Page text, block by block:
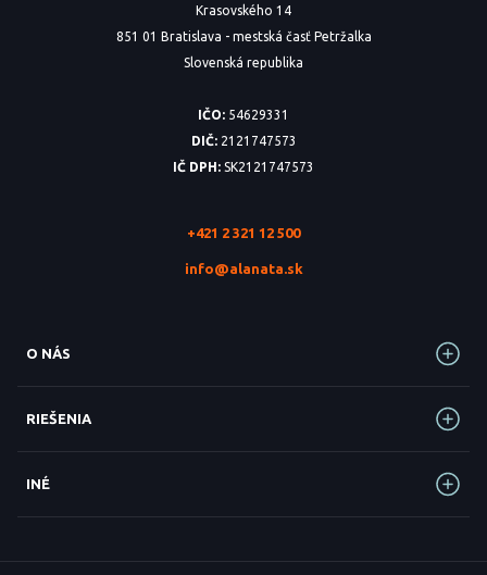
Krasovského 14
851 01 Bratislava - mestská časť Petržalka
Slovenská republika
IČO: 54629331
DIČ:2121747573
IČ DPH: SK2121747573
+421 2 321 12 500
info@alanata.sk
O NÁS
RIEŠENIA
INÉ